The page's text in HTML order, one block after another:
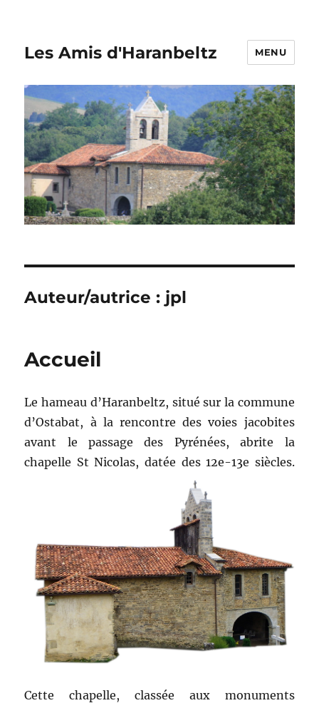
Les Amis d'Haranbeltz MENU
Auteur/autrice : jpl
Accueil
Le hameau d’Haranbeltz, situé sur la commune
d’Ostabat, à la rencontre des voies jacobites
avant le passage des Pyrénées, abrite la
chapelle St Nicolas, datée des 12e-13e siècles.
Cette chapelle, classée aux monuments